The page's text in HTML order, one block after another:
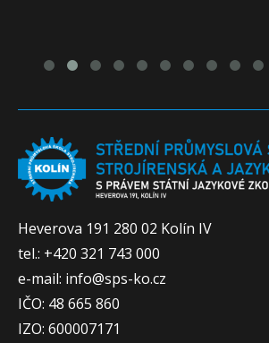
Heverova 191 280 02 Kolín IV
tel.: +420 321 743 000
e-mail: info@sps-ko.cz
IČO: 48 665 860
IZO: 600007171